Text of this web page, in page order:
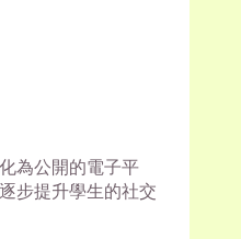
為公開的電子平
步提升學生的社交